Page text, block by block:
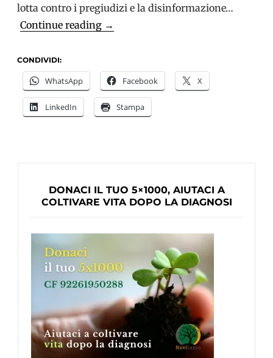
lotta contro i pregiudizi e la disinformazione…
Continue reading Storie
di
persone
con
racconta
→
CONDIVIDI:
WhatsApp Facebook X
LinkedIn Stampa
DONACI IL TUO 5×1000, AIUTACI A
COLTIVARE VITA DOPO LA DIAGNOSI